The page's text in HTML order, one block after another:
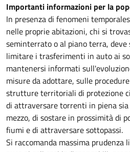
Importanti informazioni per la
In presenza di fenomeni
nelle proprie abitazioni, chi si
seminterrato o al piano terra,
limitare i trasferimenti in auto ai
mantenersi informati
misure da adottare, sulle
strutture territoriali di protezione
di attraversare torrenti in piena sia
mezzo, di sostare in prossimità di
fiumi e di attraversare sottopassi.
Si raccomanda massima